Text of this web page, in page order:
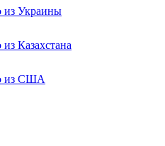
из Украины
Казахстана
из США